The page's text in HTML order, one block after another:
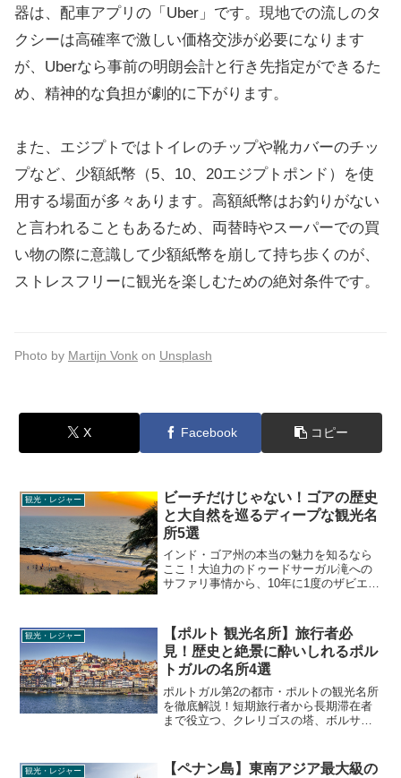
器は、配車アプリの「Uber」です。現地での流しのタ
クシーは高確率で激しい価格交渉が必要になります
が、Uberなら事前の明朗会計と行き先指定ができるた
め、精神的な負担が劇的に下がります。
また、エジプトではトイレのチップや靴カバーのチッ
プなど、少額紙幣（5、10、20エジプトポンド）を使
用する場面が多々あります。高額紙幣はお釣りがない
と言われることもあるため、両替時やスーパーでの買
い物の際に意識して少額紙幣を崩して持ち歩くのが、
ストレスフリーに観光を楽しむための絶対条件です。
Photo by Martijn Vonk on Unsplash
X Facebook コピー
観光・レジャー
ビーチだけじゃない！ゴアの歴史
と大自然を巡るディープな観光名
所5選
インド・ゴア州の本当の魅力を知るなら
ここ！大迫力のドゥードサーガル滝への
サファリ事情から、10年に1度のザビエル
者も必見のリアルな観光情報をお届けし
ます。
観光・レジャー
【ポルト 観光名所】旅行者必
見！歴史と絶景に酔いしれるポル
トガルの名所4選
ポルトガル第2の都市・ポルトの観光名所
を徹底解説！短期旅行者から長期滞在者
まで役立つ、クレリゴスの塔、ボルサ宮
報をお届けします。
観光・レジャー
【ペナン島】東南アジア最大級の